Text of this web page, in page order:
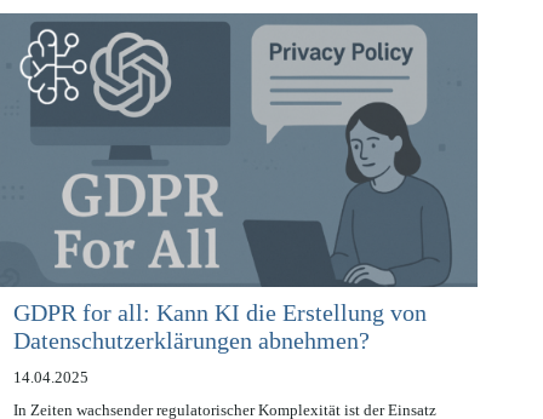
KI-News
GDPR for all: Kann KI die Erstellung von
Datenschutzerklärungen abnehmen?
14.04.2025